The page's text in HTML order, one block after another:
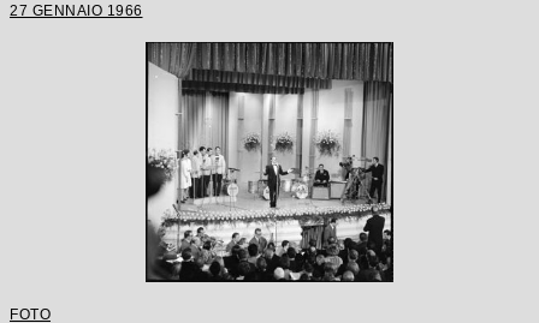
27 GENNAIO 1966
FOTO